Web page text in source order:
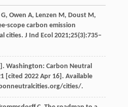
Owen A, Lenzen M, Doust M,
scope carbon emission
cities. J Ind Ecol 2021;‍25(3):735‒
Washington: Carbon Neutral
[cited 2022 Apr 16]. Available
cities/.